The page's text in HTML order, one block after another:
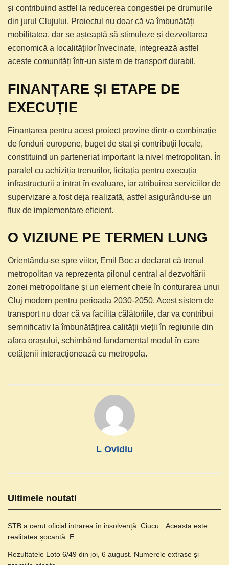
și contribuind astfel la reducerea congestiei pe drumurile
din jurul Clujului. Proiectul nu doar că va îmbunătăți
mobilitatea, dar se așteaptă să stimuleze și dezvoltarea
economică a localităților învecinate, integrează astfel
aceste comunități într-un sistem de transport durabil.
FINANȚARE ȘI ETAPE DE
EXECUȚIE
Finanțarea pentru acest proiect provine dintr-o combinație
de fonduri europene, buget de stat și contribuții locale,
constituind un parteneriat important la nivel metropolitan. În
paralel cu achiziția trenurilor, licitația pentru execuția
infrastructurii a intrat în evaluare, iar atribuirea serviciilor de
supervizare a fost deja realizată, astfel asigurându-se un
flux de implementare eficient.
O VIZIUNE PE TERMEN LUNG
Orientându-se spre viitor, Emil Boc a declarat că trenul
metropolitan va reprezenta pilonul central al dezvoltării
zonei metropolitane și un element cheie în conturarea unui
Cluj modern pentru perioada 2030-2050. Acest sistem de
transport nu doar că va facilita călătoriile, dar va contribui
semnificativ la îmbunătățirea calității vieții în regiunile din
afara orașului, schimbând fundamental modul în care
cetățenii interacționează cu metropola.
L Ovidiu
Ultimele noutati
STB a cerut oficial intrarea în insolvență. Ciucu: „Aceasta este
realitatea șocantă. E…
Rezultatele Loto 6/49 din joi, 6 august. Numerele extrase și